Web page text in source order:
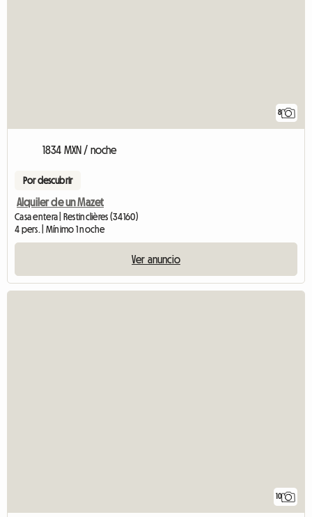
8
1834 MXN / noche
Por descubrir
Alquiler de un Mazet
Casa entera | Restinclières (34160)
4 pers. | Mínimo 1 noche
Ver anuncio
10